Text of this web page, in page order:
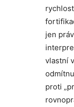
jen
vlastní
proti